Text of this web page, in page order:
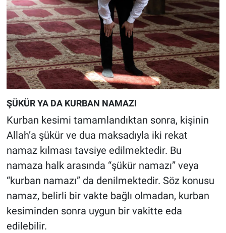
ŞÜKÜR YA DA KURBAN NAMAZI
Kurban kesimi tamamlandıktan sonra, kişinin
Allah’a şükür ve dua maksadıyla iki rekat
namaz kılması tavsiye edilmektedir. Bu
namaza halk arasında “şükür namazı” veya
“kurban namazı” da denilmektedir. Söz konusu
namaz, belirli bir vakte bağlı olmadan, kurban
kesiminden sonra uygun bir vakitte eda
edilebilir.